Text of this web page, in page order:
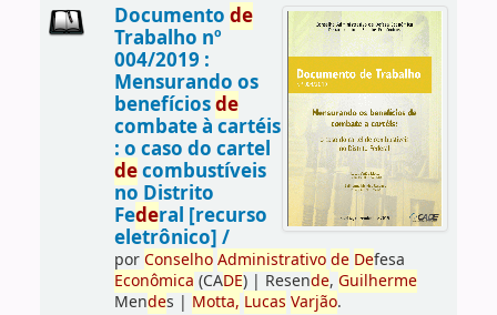
Documento de
Trabalho nº
004/2019 :
Mensurando os
benefíciosde
combate à cartéis
: o caso do cartel
decombustíveis
no Distrito
Federal [recurso
eletrônico] /
porConselho Administrativo de Defesa
Econômica (CADE)| Resende, Guilherme
Mendes | Motta, Lucas Varjão.